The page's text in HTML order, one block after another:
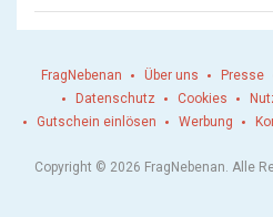
FragNebenan Über uns Presse
Datenschutz
Cookies
Gutschein einlösen
Werbung
Copyright © 2026 FragNebenan. Alle